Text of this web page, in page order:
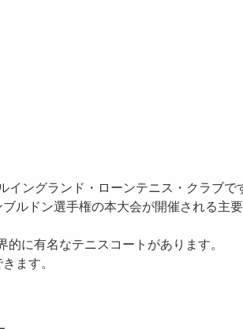
イングランド・ローンテニス・クラブで
ルドン選手権の本大会が開催される主要
に有名なテニスコートがあります。
ます。